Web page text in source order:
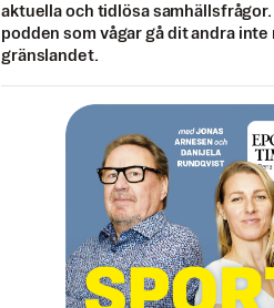
aktuella och tidlösa samhällsfrågor.
podden som vågar gå dit andra inte
gränslandet.